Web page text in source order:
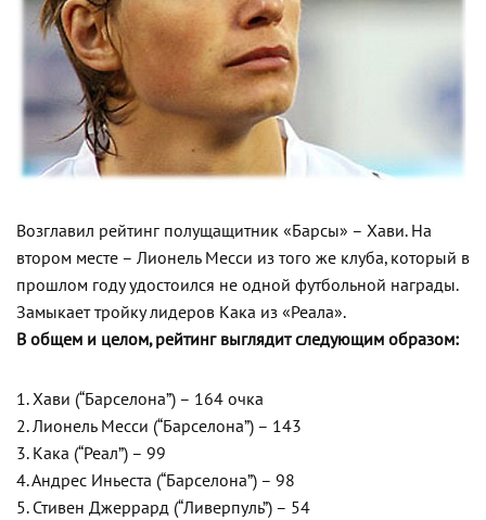
Возглавил рейтинг полущащитник «Барсы» – Хави. На
втором месте – Лионель Месси из того же клуба, который в
прошлом году удостоился не одной футбольной награды.
Замыкает тройку лидеров Кака из «Реала».
В общем и целом, рейтинг выглядит следующим образом:
1. Хави (“Барселона”) – 164 очка
2. Лионель Месси (“Барселона”) – 143
3. Кака (“Реал”) – 99
4. Андрес Иньеста (“Барселона”) – 98
5. Стивен Джеррард (“Ливерпуль”) – 54